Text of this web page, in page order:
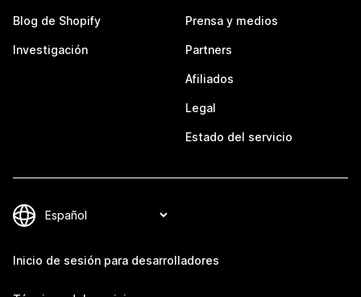
Blog de Shopify
Investigación
Prensa y medios
Partners
Afiliados
Legal
Estado del servicio
Inicio de sesión para desarrolladores